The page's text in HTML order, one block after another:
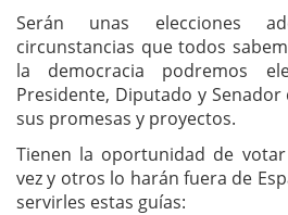
Serán unas elecciones
circunstancias que todos
la democracia podremos
Presidente, Diputado y
sus promesas y proyectos.
Tienen la oportunidad de
vez y otros lo harán fuera de
servirles estas guías: